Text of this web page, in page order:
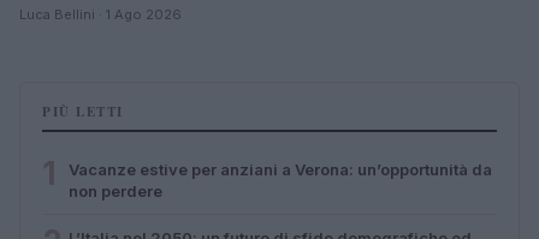
Luca Bellini · 1 Ago 2026
PIÙ LETTI
Vacanze estive per anziani a Verona: un’opportunità da
non perdere